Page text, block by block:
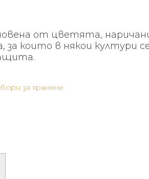
от цветята,
за които в някои култури
за хранене